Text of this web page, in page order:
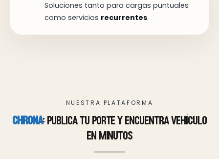
Soluciones tanto para cargas puntuales
como servicios recurrentes.
NUESTRA PLATAFORMA
chrona: publica tu porte y encuentra vehículo
en minutos